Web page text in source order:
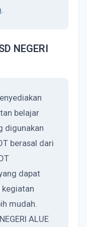
.
NEGERI
belajar
digunakan
berasal dari
dapat
mudah.
ALUE